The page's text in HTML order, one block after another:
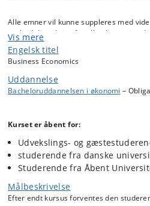
Alle emner vil kunne suppleres med
praktisk betydning for alle
udgangspunkt for at tage videregående
for at forstå virksomhedens rolle i
For studerende, der ikke har
faget et godt udgangspunkt for at
Kurset er funderet i og supplerer
Kurset omhandler regnskabers opstilling
virksomhedens interne og eksterne
Undervisningen inkluderer en række
regnearksprogrammet Excel.
Vis mere
Engelsk titel
Business Economics
Uddannelse
Bacheloruddannelsen i økonomi –
Kurset er åbent for:
Udvekslings- og
studerende fra danske
Studerende fra Åbent
Målbeskrivelse
Efter endt kursus forventes den